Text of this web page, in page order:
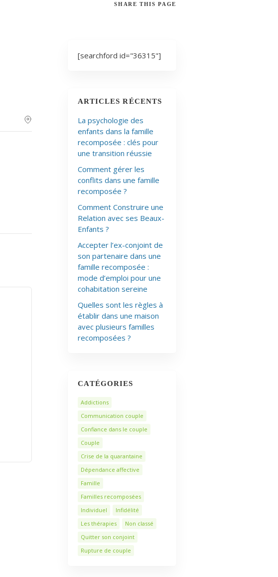
SHARE THIS PAGE
[searchford id="36315"]
ARTICLES RÉCENTS
La psychologie des
enfants dans la famille
recomposée : clés pour
une transition réussie
Comment gérer les
conflits dans une famille
recomposée ?
Comment Construire une
Relation avec ses Beaux-
Enfants ?
Accepter l’ex-conjoint de
son partenaire dans une
famille recomposée :
mode d’emploi pour une
cohabitation sereine
Quelles sont les règles à
établir dans une maison
avec plusieurs familles
recomposées ?
CATÉGORIES
Addictions
Communication couple
Confiance dans le couple
Couple
Crise de la quarantaine
Dépendance affective
Famille
Familles recomposées
Individuel
Infidélité
Les thérapies
Non classé
Quitter son conjoint
Rupture de couple